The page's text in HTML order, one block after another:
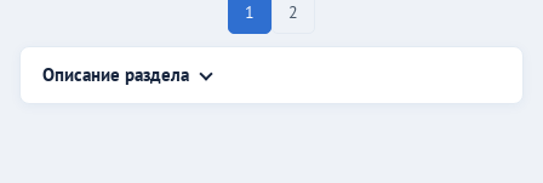
1 2
Описание раздела